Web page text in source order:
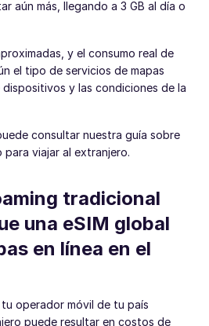
aún más, llegando a 3 GB al día o
y el consumo real de
el tipo de servicios de mapas
y las condiciones de la
consultar nuestra guía sobre
viajar al extranjero.
tradicional
una eSIM global
en línea en el
operador móvil de tu país
puede resultar en costos de